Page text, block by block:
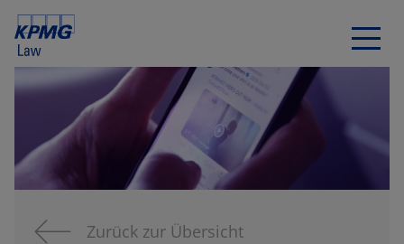
Zurück zur Übersicht